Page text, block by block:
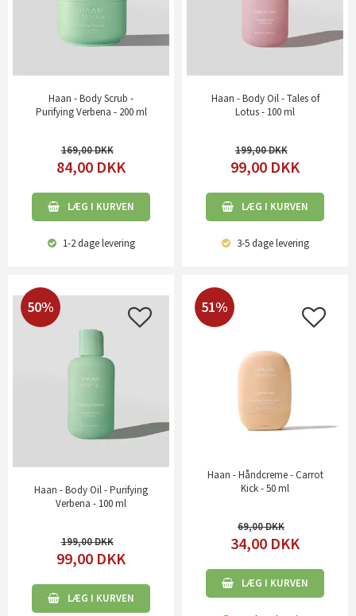
Haan - Body Scrub -
Purifying Verbena - 200 ml
169,00
84,00 DKK
LÆG I KURVEN
1-2 dagelevering
Haan - Body Oil - Tales of
Lotus - 100 ml
199,00
99,00 DKK
LÆG I KURVEN
3-5 dagelevering
50%
Haan - Body Oil - Purifying
Verbena - 100 ml
199,00
99,00 DKK
LÆG I KURVEN
51%
Haan - Håndcreme - Carrot
Kick - 50 ml
69,00
34,00 DKK
LÆG I KURVEN